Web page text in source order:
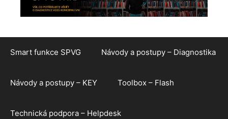
Smart funkce SPVG Návody a postupy – Diagnostika
Návody a postupy – KEY Toolbox – Flash
Technická podpora – Helpdesk